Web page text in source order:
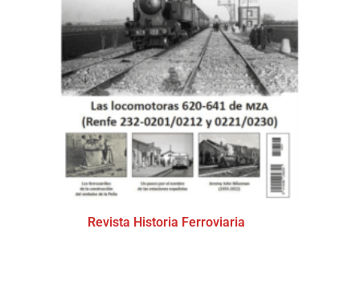
Revista Historia Ferroviaria